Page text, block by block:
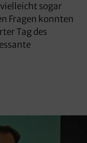
sogar
Fragen konnten
Tag des